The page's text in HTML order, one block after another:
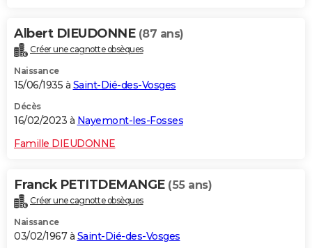
Albert DIEUDONNE (87 ans)
Créer une cagnotte obsèques
Naissance
15/06/1935 à Saint-Dié-des-Vosges
Décès
16/02/2023 à Nayemont-les-Fosses
Famille DIEUDONNE
Franck PETITDEMANGE (55 ans)
Créer une cagnotte obsèques
Naissance
03/02/1967 à Saint-Dié-des-Vosges